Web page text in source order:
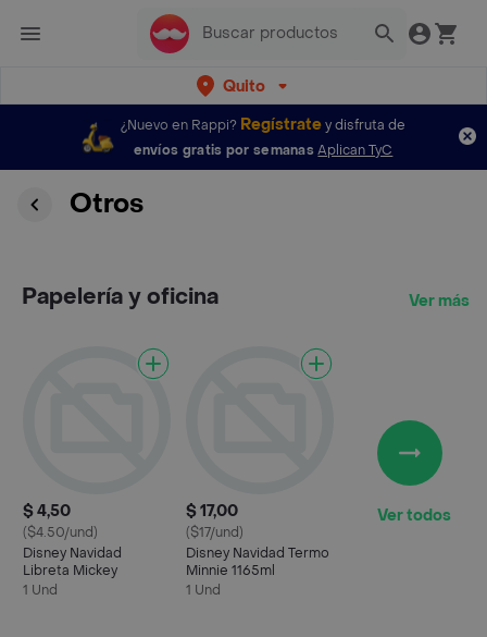
Quito
¿Nuevo en Rappi? Regístratey disfruta de
envíos gratis por semanas Aplican TyC
Otros
Papelería y oficina Ver más
$ 4,50
($4.50/und)
Disney Navidad
Libreta Mickey
1 Und
$ 17,00
($17/und)
Disney Navidad Termo
Minnie 1165ml
1 Und
Ver todos